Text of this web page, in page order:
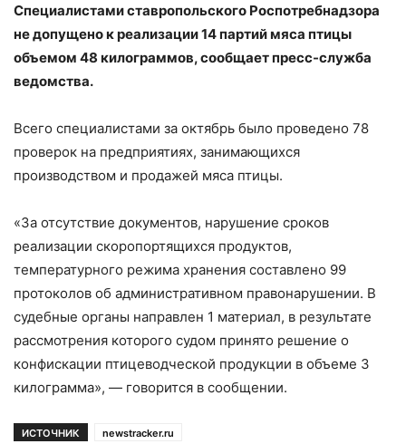
Специалистами ставропольского Роспотребнадзора
не допущено к реализации 14 партий мяса птицы
объемом 48 килограммов, сообщает пресс-служба
ведомства.
Всего специалистами за октябрь было проведено 78
проверок на предприятиях, занимающихся
производством и продажей мяса птицы.
«За отсутствие документов, нарушение сроков
реализации скоропортящихся продуктов,
температурного режима хранения составлено 99
протоколов об административном правонарушении. В
судебные органы направлен 1 материал, в результате
рассмотрения которого судом принято решение о
конфискации птицеводческой продукции в объеме 3
килограмма», — говорится в сообщении.
ИСТОЧНИК newstracker.ru